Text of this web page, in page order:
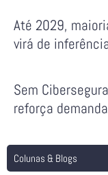
Até 2029,
virá de
Sem
reforça
Colunas & Blogs